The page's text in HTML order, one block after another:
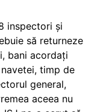
inspectori și
să returneze
bani acordați
timp de
general,
aceea nu